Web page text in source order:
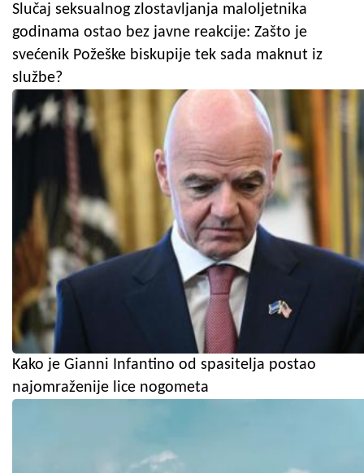
Slučaj seksualnog zlostavljanja maloljetnika
godinama ostao bez javne reakcije: Zašto je
svećenik Požeške biskupije tek sada maknut iz
službe?
Kako je Gianni Infantino od spasitelja postao
najomraženije lice nogometa